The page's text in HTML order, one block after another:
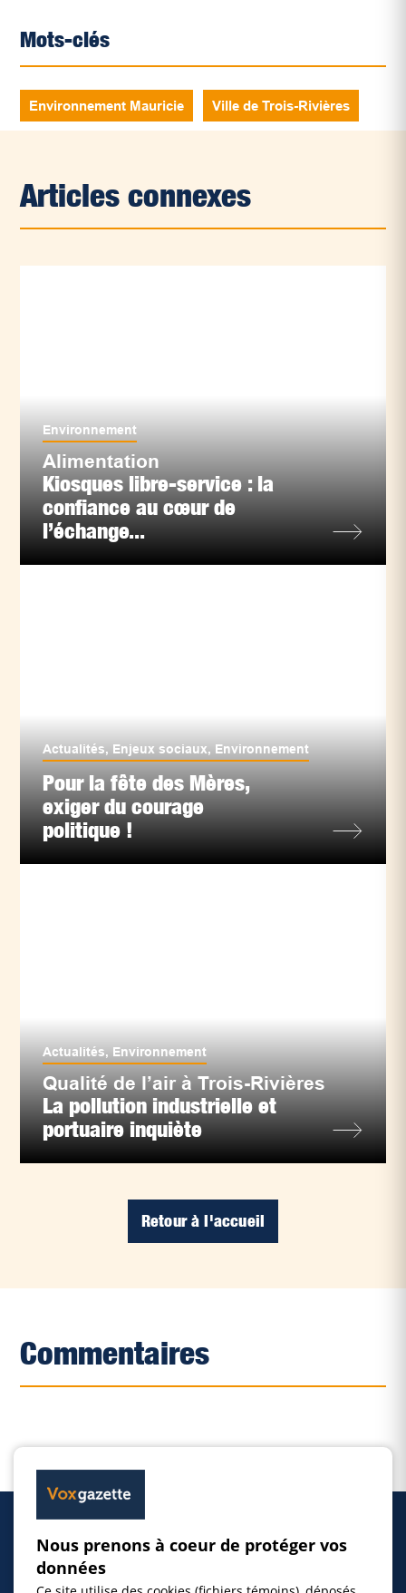
Mots-clés
Environnement Mauricie Ville de Trois-Rivières
Articles connexes
Environnement
Alimentation
Kiosques libre-service : la
confiance au cœur de
l’échange...
Actualités, Enjeux sociaux, Environnement
Pour la fête des Mères,
exiger du courage
politique !
Actualités, Environnement
Qualité de l’air à Trois-Rivières
La pollution industrielle et
portuaire inquiète
Retour à l'accueil
Commentaires
Nous prenons à coeur de protéger vos
données